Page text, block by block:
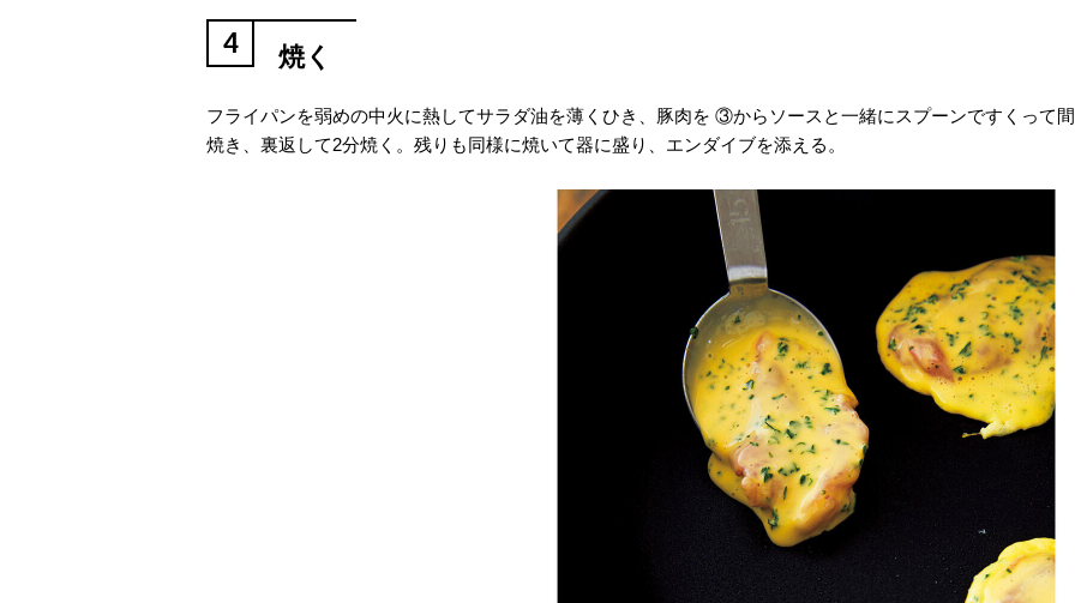
4 焼く
フライパンを弱めの中火に熱してサラダ油を薄くひき、豚肉を ③からソースと一緒にスプーンですくって
焼き、裏返して2分焼く。残りも同様に焼いて器に盛り、エンダイブを添える。